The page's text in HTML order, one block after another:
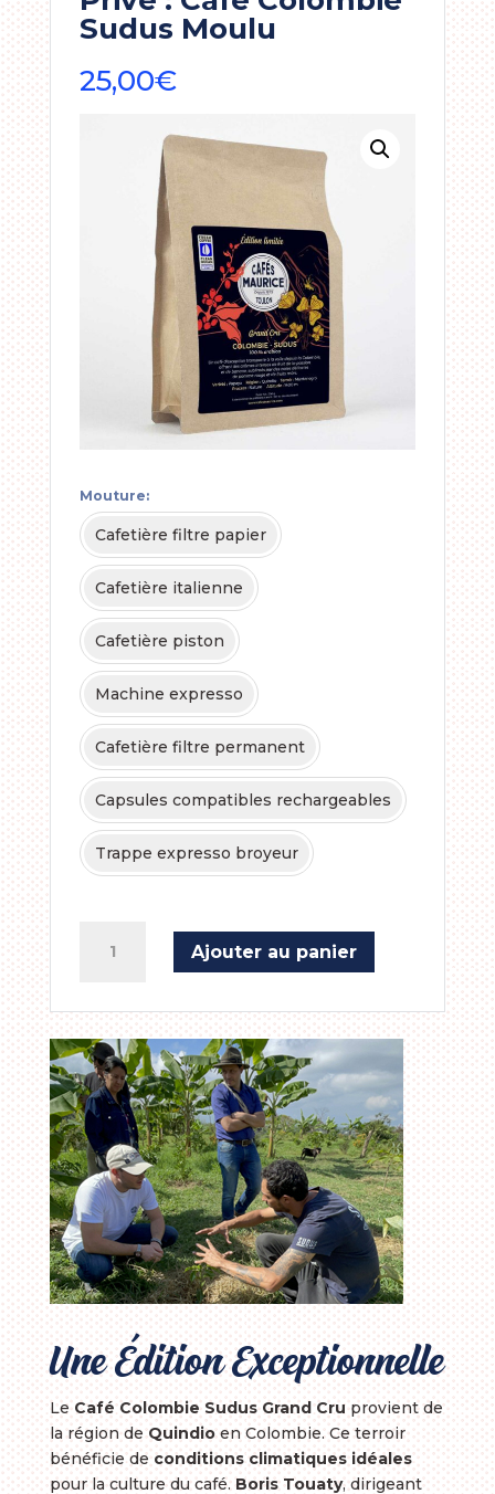
Sudus Moulu
25,00€
Mouture
Cafetière filtre papier
Cafetière italienne
Cafetière piston
Machine expresso
Cafetière filtre permanent
Capsules compatibles rechargeables
Trappe expresso broyeur
Colombie
Sudus
Moulu
Ajouter au panier
Une Édition Exceptionnelle
LeCafé Colombie Sudus Grand Cruprovient de
la région deQuindioen Colombie. Ce terroir
bénéficie deconditions climatiques idéales
pour la culture du café. Boris Touaty, dirigeant